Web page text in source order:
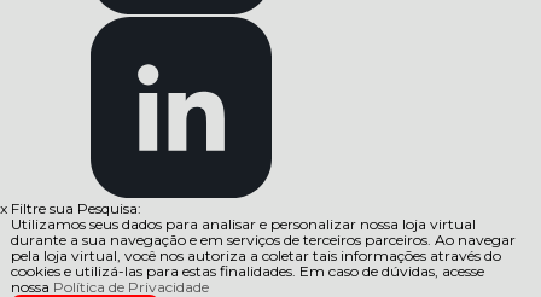
x Filtre sua Pesquisa:
Utilizamos seus dados para analisar e personalizar nossa loja virtual
durante a sua navegação e em serviços de terceiros parceiros. Ao navegar
pela loja virtual, você nos autoriza a coletar tais informações através do
cookies e utilizá-las para estas finalidades. Em caso de dúvidas, acesse
nossa Política de Privacidade